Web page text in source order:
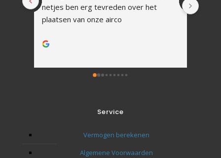
netjes ben erg tevreden over het
plaatsen van onze airco
Service
Vermogen berekenen
Algemene Voorwaarden